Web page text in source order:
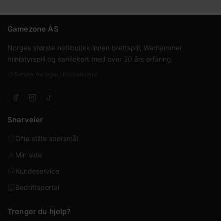
Gamezone AS
Norges største nettbutikk innen brettspill, Warhammer
miniatyrspill og samlekort med over 20 års erfaring.
Snarveier
Ofte stilte spørsmål
Min side
Kundeservice
Bedriftsportal
Trenger du hjelp?